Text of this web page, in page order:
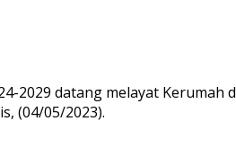
2029 datang melayat Kerumah
(04/05/2023).